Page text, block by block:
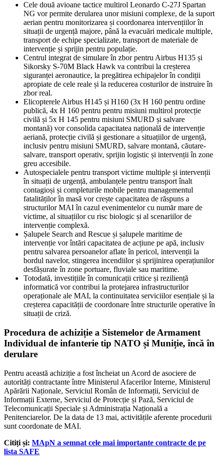
Cele două avioane tactice multirol Leonardo C-27J Spartan
NG vor permite derularea unor misiuni complexe, de la suport
aerian pentru monitorizarea și coordonarea intervențiilor în
situații de urgență majore, până la evacuări medicale multiple,
transport de echipe specializate, transport de materiale de
intervenție și sprijin pentru populație.
Centrul integrat de simulare în zbor pentru Airbus H135 și
Sikorsky S-70M Black Hawk va contribui la creșterea
siguranței aeronautice, la pregătirea echipajelor în condiții
apropiate de cele reale și la reducerea costurilor de instruire în
zbor real.
Elicopterele Airbus H145 și H160 (3x H 160 pentru ordine
publică, 4x H 160 pentru pentru misiuni multirol protecție
civilă și 5x H 145 pentru misiuni SMURD și salvare
montană) vor consolida capacitatea națională de intervenție
aeriană, protecție civilă și gestionare a situațiilor de urgență,
inclusiv pentru misiuni SMURD, salvare montană, căutare-
salvare, transport operativ, sprijin logistic și intervenții în zone
greu accesibile.
Autospecialele pentru transport victime multiple și intervenții
în situații de urgență, ambulanțele pentru transport înalt
contagioși și completurile mobile pentru managementul
fatalităților în masă vor crește capacitatea de răspuns a
structurilor MAI în cazul evenimentelor cu număr mare de
victime, al situațiilor cu risc biologic și al scenariilor de
intervenție complexă.
Șalupele Search and Rescue și șalupele maritime de
intervenție vor întări capacitatea de acțiune pe apă, inclusiv
pentru salvarea persoanelor aflate în pericol, intervenții la
bordul navelor, stingerea incendiilor și sprijinirea operațiunilor
desfășurate în zone portuare, fluviale sau maritime.
Totodată, investițiile în comunicații critice și reziliență
informatică vor contribui la protejarea infrastructurilor
operaționale ale MAI, la continuitatea serviciilor esențiale și la
creșterea capacității de coordonare între structurile operative în
situații de criză.
Procedura de achiziție a Sistemelor de Armament
Individual de infanterie tip NATO și Muniție, încă în
derulare
Pentru această achiziție a fost încheiat un Acord de asociere de
autorități contractante între Ministerul Afacerilor Interne, Ministerul
Apărării Naționale, Serviciul Român de Informații, Serviciul de
Informații Externe, Serviciul de Protecție și Pază, Serviciul de
Telecomunicații Speciale și Administrația Națională a
Penitenciarelor. De la data de 13 mai, activitățile aferente procedurii
sunt coordonate de MAI.
Citiți și: MApN a semnat cele mai importante contracte de pe
lista SAFE